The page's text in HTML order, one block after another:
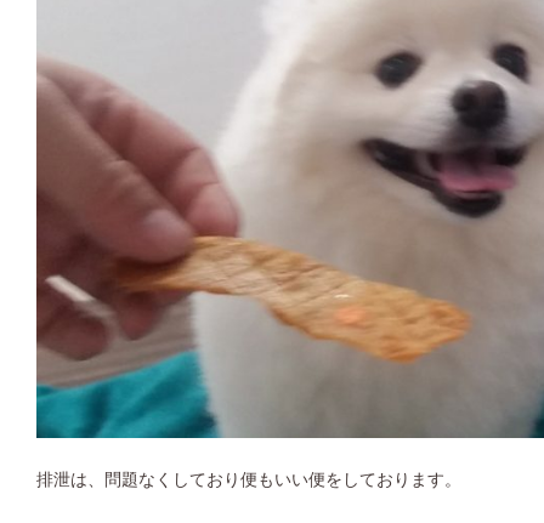
排泄は、問題なくしており便もいい便をしております。